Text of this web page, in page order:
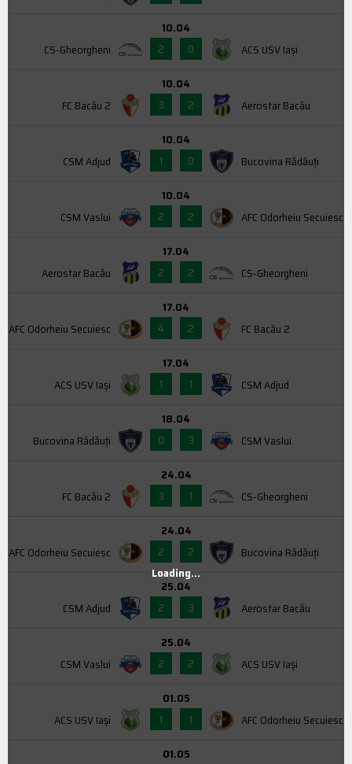
CS-Gheorgheni
10.04
2
0 ACS USV Iaşi
FC Bacău 2
10.04
3
2 Aerostar Bacău
CSM Adjud
10.04
1
0 Bucovina Rădăuți
CSM Vaslui
10.04
2
2 AFC Odorheiu Secuiesc
Aerostar Bacău
17.04
2
2 CS-Gheorgheni
AFC Odorheiu Secuiesc
17.04
4
2 FC Bacău 2
ACS USV Iaşi
17.04
1
1 CSM Adjud
Bucovina Rădăuți
18.04
0
3 CSM Vaslui
FC Bacău 2
24.04
3
1 CS-Gheorgheni
AFC Odorheiu Secuiesc
24.04
2
2 Bucovina Rădăuți
CSM Adjud
25.04
2
3 Aerostar Bacău
CSM Vaslui
25.04
2
2 ACS USV Iaşi
ACS USV Iaşi
01.05
1
1 AFC Odorheiu Secuiesc
01.05
Loading...